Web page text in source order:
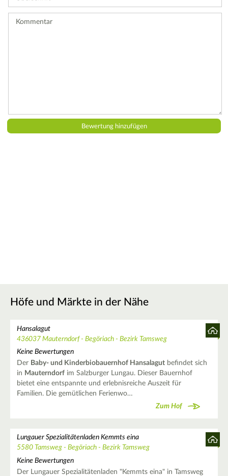
Höfe und Märkte in der Nähe
Hansalagut
436037 Mauterndorf - Begöriach - Bezirk Tamsweg
Keine Bewertungen
Der Baby- und Kinderbiobauernhof Hansalagutbefindet sich
in Mauterndorfim Salzburger Lungau. Dieser Bauernhof
bietet eine entspannte und erlebnisreiche Auszeit für
Familien. Die gemütlichen Ferienwo…
Zum Hof
Lungauer Spezialitätenladen Kemmts eina
5580 Tamsweg - Begöriach - Bezirk Tamsweg
Keine Bewertungen
Der Lungauer Spezialitätenladen "Kemmts eina" in Tamsweg